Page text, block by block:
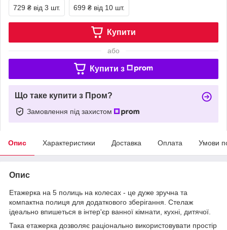
729 ₴ від 3 шт. 699 ₴ від 10 шт.
Купити
або
Купити з
Що таке купити з Пром?
Замовлення під захистом
Опис Характеристики Доставка Оплата Умови
Опис
Етажерка на 5 полиць на колесах - це дуже зручна та
компактна полиця для додаткового зберігання. Стелаж
ідеально впишеться в інтер'єр ванної кімнати, кухні, дитячої.
Така етажерка дозволяє раціонально використовувати простір